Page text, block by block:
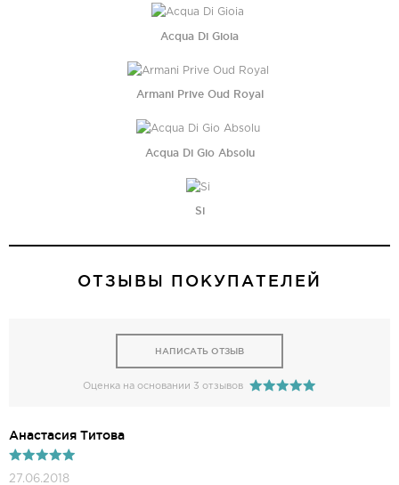
Acqua Di Gioia
Armani Prive Oud Royal
Acqua Di Gio Absolu
Si
ОТЗЫВЫ ПОКУПАТЕЛЕЙ
НАПИСАТЬ ОТЗЫВ
Оценка на основании 3 отзывов
Анастасия Титова
27.06.2018